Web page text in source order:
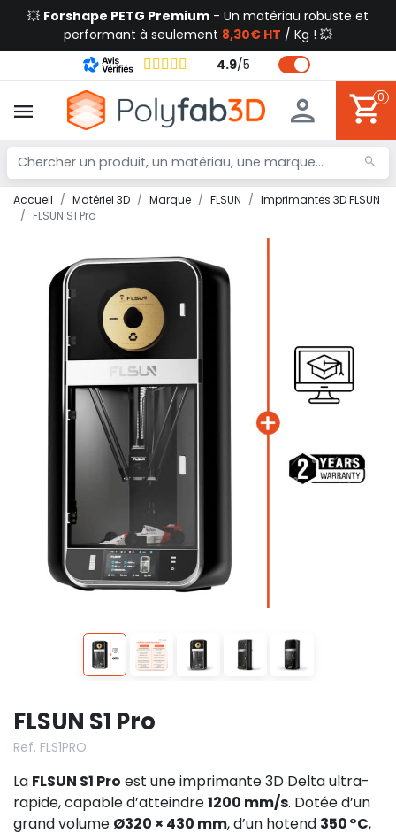
💥 Forshape PETG Premium - Un matériau robuste et
performant à seulement 8,30€ HT / Kg ! 💥
4.9/5
0
Accueil Matériel 3D Marque FLSUN
Imprimantes 3D FLSUN
FLSUN S1 Pro
FLSUN S1 Pro
Ref. FLS1PRO
La FLSUN S1 Pro est une imprimante 3D Delta ultra-
rapide, capable d’atteindre1200 mm/s. Dotée d’un
grand volume Ø320 × 430 mm, d’un hotend 350 °C,